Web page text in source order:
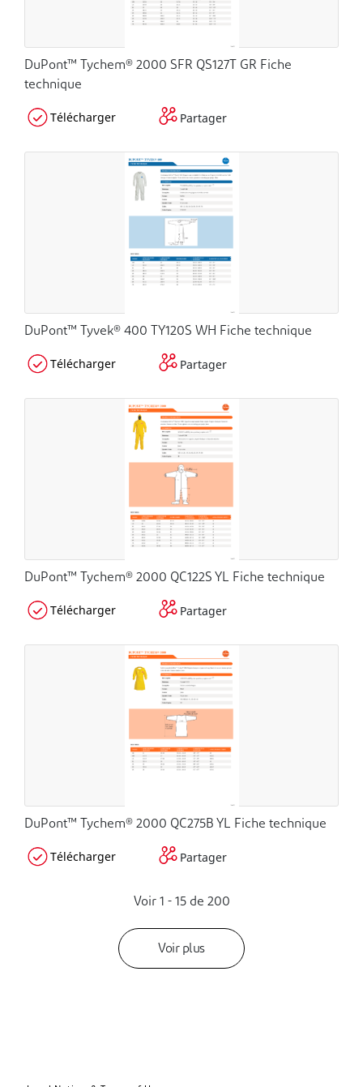
DuPont™ Tychem® 2000 SFR QS127T GR Fiche
technique
Télécharger Partager
DuPont™ Tyvek® 400 TY120S WH Fiche technique
Télécharger Partager
DuPont™ Tychem® 2000 QC122S YL Fiche technique
Télécharger Partager
DuPont™ Tychem® 2000 QC275B YL Fiche technique
Télécharger Partager
Voir 1 - 15de 200
Voir plus